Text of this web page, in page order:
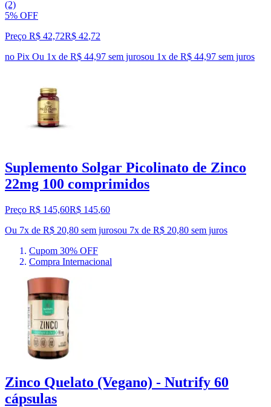
(2)
5% OFF
Preço R$ 42,72R$ 42,72
no Pix Ou 1x de R$ 44,97 sem jurosou 1x de R$ 44,97 sem juros
Suplemento Solgar Picolinato de Zinco
22mg 100 comprimidos
Preço R$ 145,60R$ 145,60
Ou 7x de R$ 20,80 sem jurosou 7x de R$ 20,80 sem juros
Cupom 30% OFF
Compra Internacional
Zinco Quelato (Vegano) - Nutrify 60
cápsulas